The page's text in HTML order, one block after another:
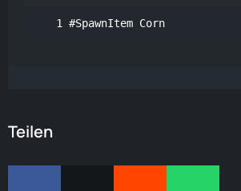
#SpawnItem Corn
Teilen